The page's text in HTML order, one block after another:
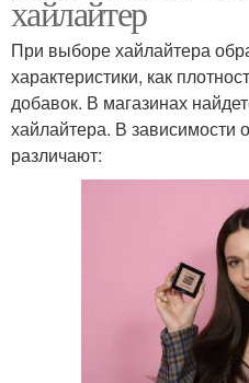
хайлайтер
При выборе хайлайтера
характеристики, как
добавок. В магазинах
хайлайтера. В зависимости
различают: